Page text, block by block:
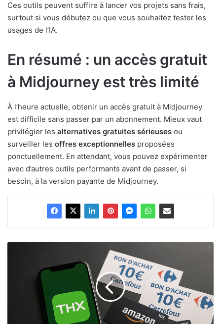
Ces outils peuvent suffire à lancer vos projets sans frais,
surtout si vous débutez ou que vous souhaitez tester les
usages de l’IA.
En résumé : un accès gratuit
à Midjourney est très limité
À l’heure actuelle, obtenir un accès gratuit à Midjourney
est difficile sans passer par un abonnement. Mieux vaut
privilégier les alternatives gratuites sérieuses ou
surveiller les offres exceptionnelles proposées
ponctuellement. En attendant, vous pouvez expérimenter
avec d’autres outils performants avant de passer, si
besoin, à la version payante de Midjourney.
transformez-